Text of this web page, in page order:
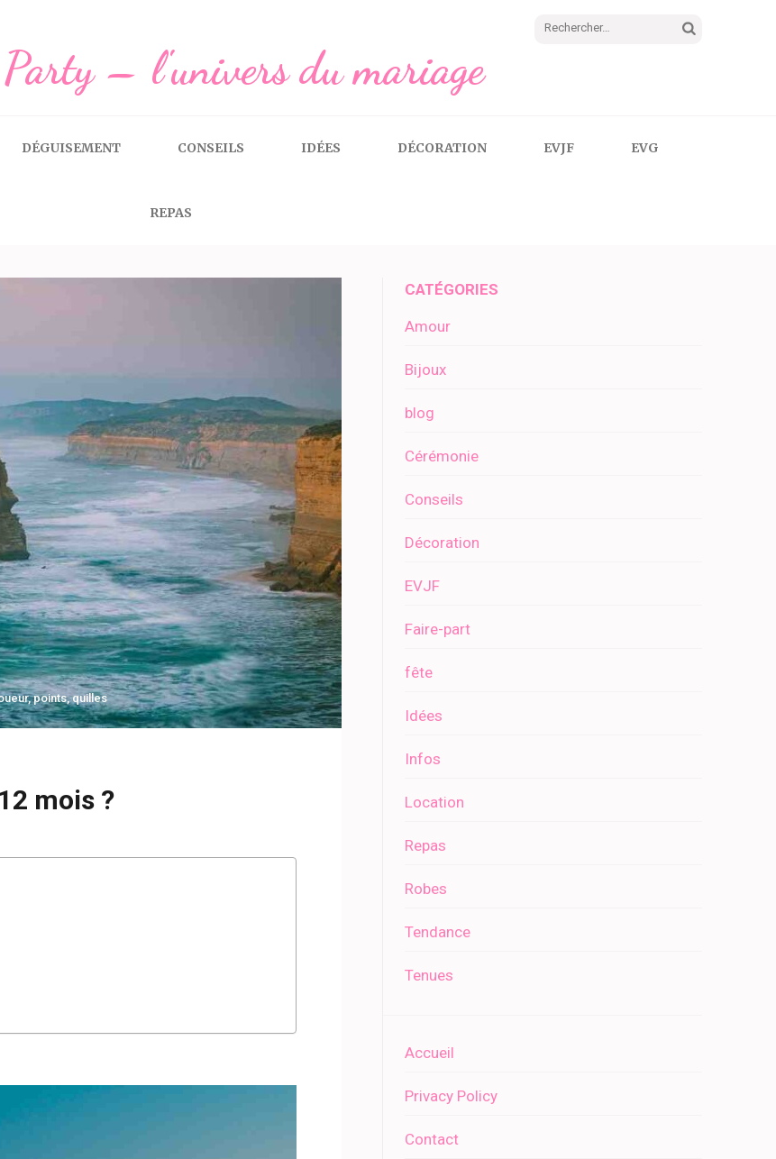
Rechercher :
– l'univers du mariage
DÉGUISEMENT CONSEILS IDÉES DÉCORATION EVJF EVG
REPAS
,points,quilles
mois ?
CATÉGORIES
Amour
Bijoux
blog
Cérémonie
Conseils
Décoration
EVJF
Faire-part
fête
Idées
Infos
Location
Repas
Robes
Tendance
Tenues
Accueil
Privacy Policy
Contact